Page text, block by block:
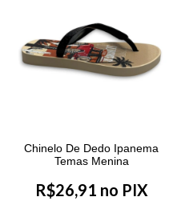
Chinelo De Dedo Ipanema
Temas Menina
R$26,91 no PIX